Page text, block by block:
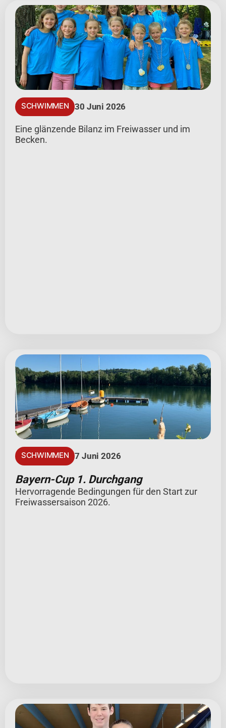
SCHWIMMEN 30 Juni 2026
Eine glänzende Bilanz im Freiwasser und im
Becken.
SCHWIMMEN 7 Juni 2026
Bayern-Cup 1. Durchgang
Hervorragende Bedingungen für den Start zur
Freiwassersaison 2026.